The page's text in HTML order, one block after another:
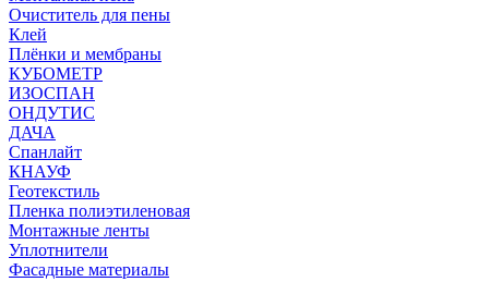
Очиститель для пены
Клей
Плёнки и мембраны
КУБОМЕТР
ИЗОСПАН
ОНДУТИС
ДАЧА
Спанлайт
КНАУФ
Геотекстиль
Пленка полиэтиленовая
Монтажные ленты
Уплотнители
Фасадные материалы